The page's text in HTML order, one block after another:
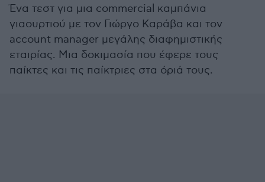
Ένα τεστ για μια commercial καμπάνια
γιαουρτιού με τον Γιώργο Καράβα και τον
account manager μεγάλης διαφημιστικής
εταιρίας. Μια δοκιμασία που έφερε τους
παίκτες και τις παίκτριες στα όριά τους.